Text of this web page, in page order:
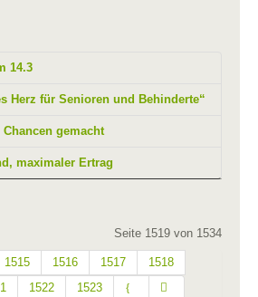
14.3
Herz für Senioren und Behinderte“
gemacht
maximaler Ertrag
Seite 1519 von 1534
1515 1516 1517
1518
1522 1523